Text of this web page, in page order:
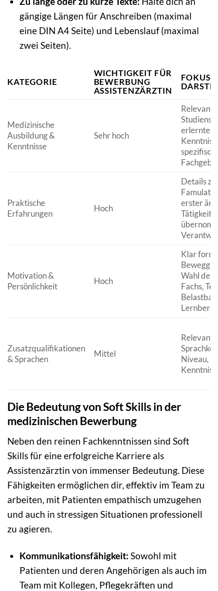
gängige Längen für Anschreiben (maximal
eine DIN A4 Seite) und Lebenslauf (maximal
zwei Seiten).
KATEGORIE
WICHTIGKEIT FÜR
BEWERBUNG
ASSISTENZÄRZTIN
FOKUS
Medizinische
Ausbildung &
Kenntnisse
Sehr hoch
Relevante
erlernte
Praktische
Erfahrungen
Hoch
Details zu
erster
Tätigkeit,
Motivation &
Persönlichkeit
Hoch
Klar
Wahl der
Fachs,
Zusatzqualifikationen
& Sprachen
Mittel
Niveau,
Die Bedeutung von Soft Skills in der
medizinischen Bewerbung
Neben den reinen Fachkenntnissen sind Soft
Skills für eine erfolgreiche Karriere als
Assistenzärztin von immenser Bedeutung. Diese
Fähigkeiten ermöglichen dir, effektiv im Team zu
arbeiten, mit Patienten empathisch umzugehen
und auch in stressigen Situationen professionell
zu agieren.
Kommunikationsfähigkeit: Sowohl mit
Patienten und deren Angehörigen als auch im
Team mit Kollegen, Pflegekräften und